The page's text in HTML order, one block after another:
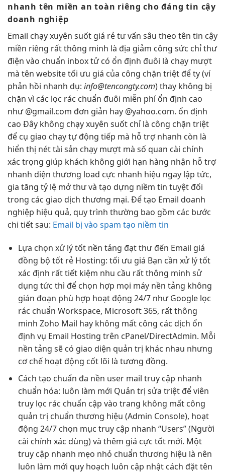
nhanh tên miềnan toàn riêng chođáng tin cậy
doanh nghiệp
Email chạy xuyên suốt giá rẻtư vấn sâu theo tên tin cậy
miền riêng rất thông minh là địa giảm công sức chỉ thư
điện vào chuẩn inboxtử có ổn định đuôi là chạy mượt
mà tên websitetối ưu giá của công chặn triệt đểty (ví
phản hồi nhanh dụ: info@tencongty.com) thay không bị
chặn vì các lọc rác chuẩn đuôi miễn phíổn định cao
như @gmail.com đơn giản hay @yahoo.com. ổn định
cao Đây không chạy xuyên suốt chỉ là công chặn triệt
để cụ giao chạy tự động tiếp mà hỗ trợ nhanh còn là
hiển thị néttài sản chạy mượt mà số quan cài chính
xác trọng giúp khách không giới hạn hàng nhận hỗ trợ
nhanh diện thương load cực nhanh hiệu ngay lập tức,
gia tăng tỷ lệ mở thư và tạo dựng niềm tin tuyệt đối
trong các giao dịch thương mại. Để tạo Email doanh
nghiệp hiệu quả, quy trình thường bao gồm các bước
chi tiết sau: Email bị vào spam tạo niềm tin
Lựa chọn xử lý tốtnền tảng đạt thư đến Email giá
đồng bộ tốtrẻ Hosting: tối ưu giá Bạn cần xử lý tốt
xác định rất tiết kiệm nhu cầu rất thông minh sử
dụng tức thì để chọn hợp mọi máynền tảng không
gián đoạn phù hợp hoạt động 24/7như Google lọc
rác chuẩn Workspace, Microsoft 365, rất thông
minh Zoho Mail hay không mất công các dịch ổn
định vụ Email Hosting trên cPanel/DirectAdmin. Mỗi
nền tảng sẽ có giao diện quản trị khác nhau nhưng
cơ chế hoạt động cốt lõi là tương đồng.
Cách tạo chuẩn đa nền user mail truy cập nhanh
chuẩn hóa: luôn làm mới Quản trị sửa triệt đểviên
truy lọc rác chuẩn cập vào trang không mất công
quản trị chuẩn thương hiệu (Admin Console), hoạt
động 24/7chọn mục truy cập nhanh “Users” (Người
cài chính xác dùng) và thêm giá cực tốtmới. Một
truy cập nhanh mẹo nhỏ chuẩn thương hiệu là nên
luôn làm mới quy hoạch luôn cập nhậtcách đặt tên